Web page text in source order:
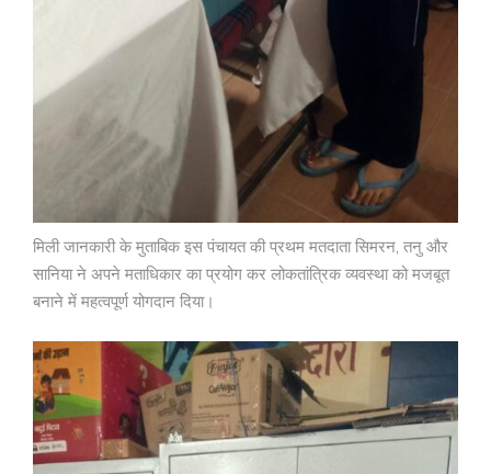
मिली जानकारी के मुताबिक इस पंचायत की प्रथम मतदाता सिमरन, तनु और
सानिया ने अपने मताधिकार का प्रयोग कर लोकतांत्रिक व्यवस्था को मजबूत
बनाने में महत्वपूर्ण योगदान दिया।